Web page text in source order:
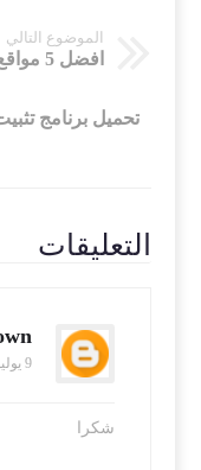
الموضوع التالي
التعليقات
9 يوليو 2019 في 7:31 م
شكرا